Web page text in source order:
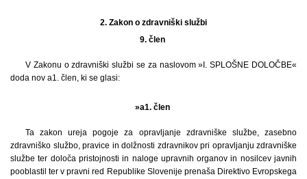
2. Zakon o zdravniški službi
9. člen
V Zakonu o zdravniški službi se za naslovom »I. SPLOŠNE DOLOČBE«
doda nov a1. člen, ki se glasi:
»a1. člen
Ta zakon ureja pogoje za opravljanje zdravniške službe, zasebno
zdravniško službo, pravice in dolžnosti zdravnikov pri opravljanju zdravniške
službe ter določa pristojnosti in naloge upravnih organov in nosilcev javnih
pooblastil ter v pravni red Republike Slovenije prenaša Direktivo Evropskega